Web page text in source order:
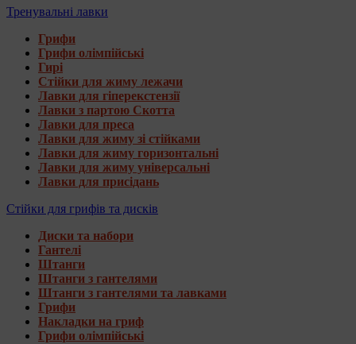
Тренувальні лавки
Грифи
Грифи олімпійські
Гирі
Стійки для жиму лежачи
Лавки для гіперекстензії
Лавки з партою Скотта
Лавки для преса
Лавки для жиму зі стійками
Лавки для жиму горизонтальні
Лавки для жиму універсальні
Лавки для присідань
Стійки для грифів та дисків
Диски та набори
Гантелі
Штанги
Штанги з гантелями
Штанги з гантелями та лавками
Грифи
Накладки на гриф
Грифи олімпійські